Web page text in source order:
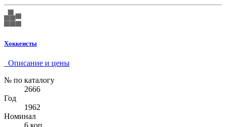
Хоккеисты
Описание и цены
№ по каталогу
2666
Год
1962
Номинал